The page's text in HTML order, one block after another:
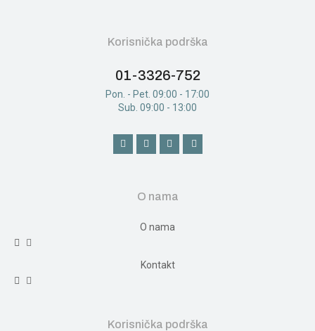
Korisnička podrška
01-3326-752
Pon. - Pet. 09:00 - 17:00
Sub. 09:00 - 13:00
O nama
O nama
Kontakt
Korisnička podrška